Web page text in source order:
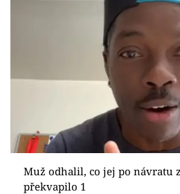
Sex a vztahy
Sledujte prima+
Přihlášení
Muž odhalil, co jej po návratu
překvapilo 1